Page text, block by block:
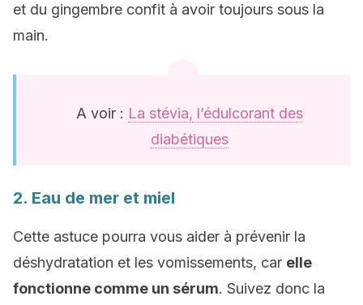
et du gingembre confit à avoir toujours sous la
main.
A voir : La stévia, l’édulcorant des
diabétiques
2. Eau de mer et miel
Cette astuce pourra vous aider à prévenir la
déshydratation et les vomissements, car elle
fonctionne comme un sérum. Suivez donc la